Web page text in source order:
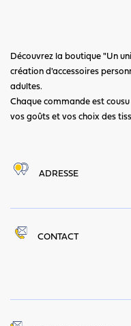
Découvrez la boutique "Un
création d'accessoires
adultes.
Chaque commande est
vos goûts et vos choix des
ADRESSE
CONTACT